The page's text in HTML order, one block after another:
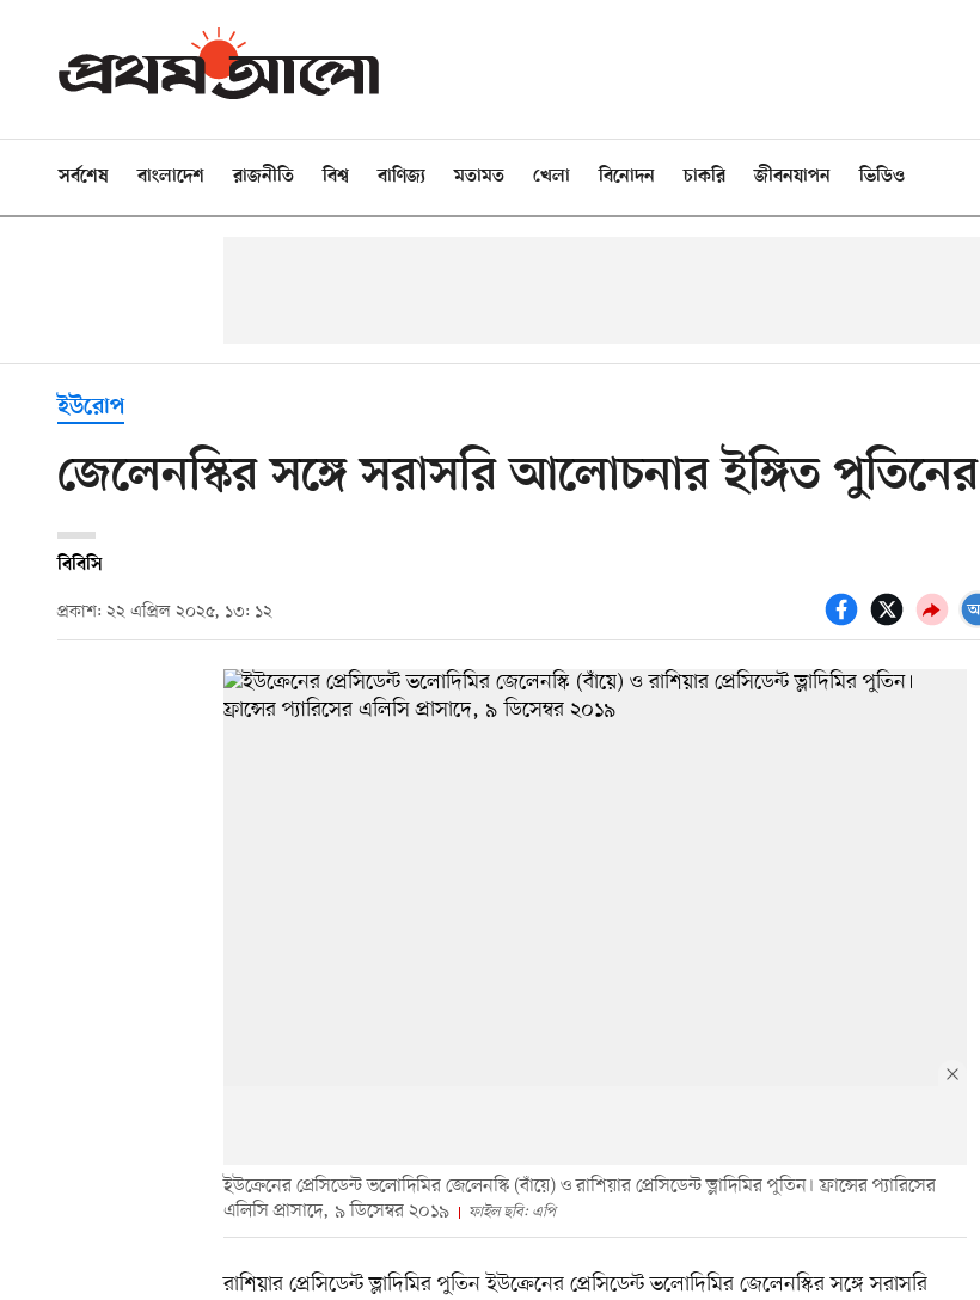
সর্বশেষ বাংলাদেশ রাজনীতি বিশ্ব বাণিজ্য মতামত খেলা বিনোদন চাকরি জীবনযাপন ভিডিও
ইউরোপ
জেলেনস্কির সঙ্গে সরাসরি আলোচনার ইঙ্গিত পুতিনের
বিবিসি
প্রকাশ: ২২ এপ্রিল ২০২৫, ১৩: ১২
ইউক্রেনের প্রেসিডেন্ট ভলোদিমির জেলেনস্কি (বাঁয়ে) ও রাশিয়ার প্রেসিডেন্ট ভ্লাদিমির পুতিন। ফ্রান্সের প্যারিসের
এলিসি প্রাসাদে, ৯ ডিসেম্বর ২০১৯
ফাইল ছবি: এপি
রাশিয়ার প্রেসিডেন্ট ভ্লাদিমির পুতিন ইউক্রেনের প্রেসিডেন্ট ভলোদিমির জেলেনস্কির সঙ্গে সরাসরি